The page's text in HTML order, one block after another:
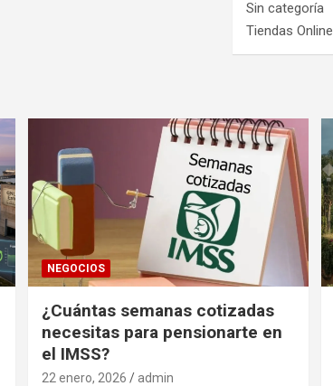
Sin categoría
Tiendas Online
NEGOCIOS
¿Cuántas semanas cotizadas
necesitas para pensionarte en
el IMSS?
22 enero, 2026 admin